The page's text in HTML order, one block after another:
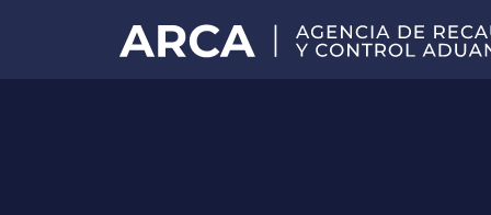
Portal
principal